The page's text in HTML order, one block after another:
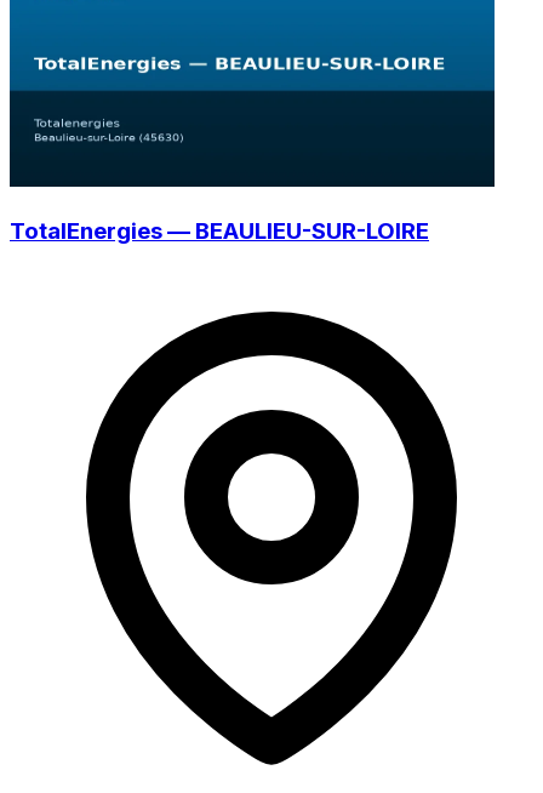
TotalEnergies — BEAULIEU-SUR-LOIRE